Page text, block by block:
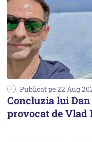
Publicat pe 22 Aug
Concluzia lui
provocat de Vlad